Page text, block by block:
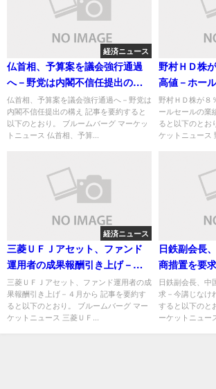
経済ニュース
仏首相、予算案を議会強行通過
へ－野党は内閣不信任提出の構
え
仏首相、予算案を議会強行通過へ－野党は
内閣不信任提出の構え 記事を要約すると
以下のとおり。 ブルームバーグ マーケッ
トニュース 仏首相、予算...
野村ＨＤ株
高値－ホー
評価
野村ＨＤ株が８
ールセールの業
ると以下のとお
ケットニュース
経済ニュース
三菱ＵＦＪアセット、ファンド
運用者の成果報酬引き上げ－４
月から
三菱ＵＦＪアセット、ファンド運用者の成
果報酬引き上げ－４月から 記事を要約す
ると以下のとおり。 ブルームバーグ マー
ケットニュース 三菱ＵＦ...
日鉄副会長
商措置を要
手遅れに
日鉄副会長、中
求－今講じなけ
すると以下のと
ーケットニュー